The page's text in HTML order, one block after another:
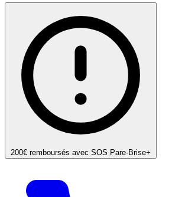
200€ remboursés avec SOS Pare-Brise+